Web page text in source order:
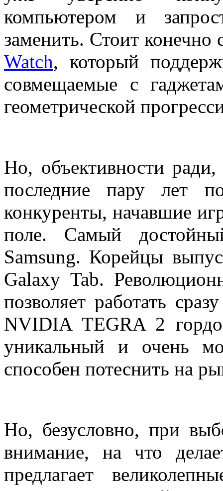
компьютером и
заменить. Стоит конечно
Watch, который
совмещаемые с
геометрической
Но, объективности
последние пару лет
конкуренты, начавшие
поле. Самый
Samsung. Корейцы
Galaxy Tab.
позволяет работать
NVIDIA TEGRA 2
уникальный и очень
способен потеснить на
Но, безусловно, при
внимание, на что
предлагает